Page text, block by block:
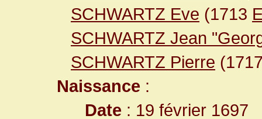
SCHWARTZ Eve (1713
SCHWARTZ Jean
SCHWARTZ Pierre
Naissance :
Date : 19 février 1697